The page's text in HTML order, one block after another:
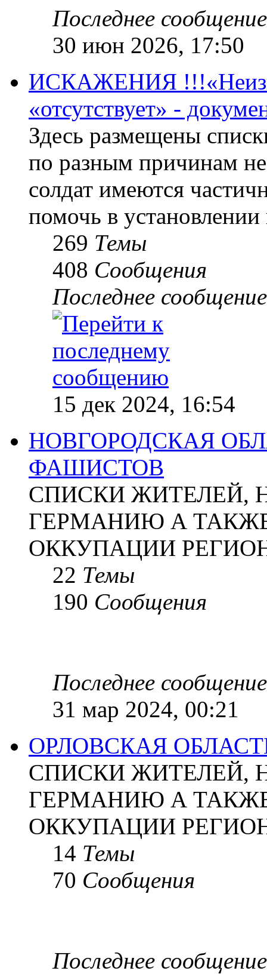
Последнее сообщение
30 июн 2026, 17:50
ИСКАЖЕНИЯ
«отсутствует» -
Здесь размещены
по разным причинам
солдат имеются
помочь в
269 Темы
408 Сообщения
Последнее сообщение
15 дек 2024, 16:54
НОВГОРОДСКАЯ
ФАШИСТОВ
СПИСКИ ЖИТЕЛЕЙ,
ГЕРМАНИЮ А
ОККУПАЦИИ
22 Темы
190 Сообщения
Последнее сообщение
31 мар 2024, 00:21
ОРЛОВСКАЯ
СПИСКИ ЖИТЕЛЕЙ,
ГЕРМАНИЮ А
ОККУПАЦИИ
14 Темы
70 Сообщения
Последнее сообщение